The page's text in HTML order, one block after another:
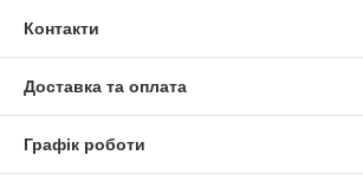
Контакти
Доставка та оплата
Графік роботи